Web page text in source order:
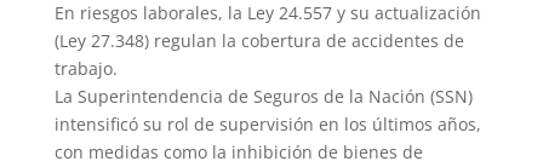
En riesgos laborales, la Ley 24.557 y su actualización
(Ley 27.348) regulan la cobertura de accidentes de
trabajo.
La Superintendencia de Seguros de la Nación (SSN)
intensificó su rol de supervisión en los últimos años,
con medidas como la inhibición de bienes de